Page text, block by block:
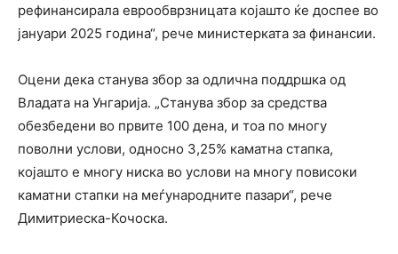
рефинансирала еврообврзницата којашто ќе доспее во
јануари 2025 година“, рече министерката за финансии.
Оцени дека станува збор за одлична поддршка од
Владата на Унгарија. „Станува збор за средства
обезбедени во првите 100 дена, и тоа по многу
поволни услови, односно 3,25% каматна стапка,
којашто е многу ниска во услови на многу повисоки
каматни стапки на меѓународните пазари“, рече
Димитриеска-Кочоска.